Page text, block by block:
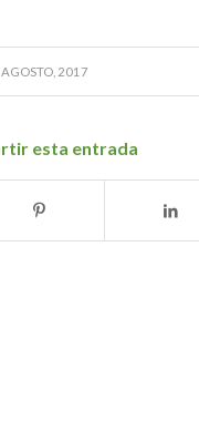
2017
esta entrada